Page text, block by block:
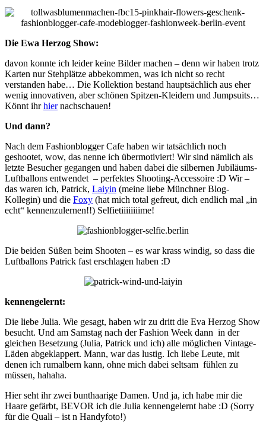
Die Ewa Herzog Show:
davon konnte ich leider keine Bilder machen – denn wir haben trotz
Karten nur Stehplätze abbekommen, was ich nicht so recht
verstanden habe… Die Kollektion bestand hauptsächlich aus eher
wenig innovativen, aber schönen Spitzen-Kleidern und Jumpsuits…
Könnt ihrhiernachschauen!
Und dann?
Nach dem Fashionblogger Cafe haben wir tatsächlich noch
geshootet, wow, das nenne ich übermotiviert! Wir sind nämlich als
letzte Besucher gegangen und haben dabei die silbernen Jubiläums-
Luftballons entwendet – perfektes Shooting-Accessoire :D Wir –
das waren ich, Patrick, Laiyin (meine liebe Münchner Blog-
Kollegin) und die Foxy (hat mich total gefreut, dich endlich mal „in
echt“ kennenzulernen!!) Selfietiiiiiiiime!
Die beiden Süßen beim Shooten – es war krass windig, so dass die
Luftballons Patrick fast erschlagen haben :D
kennengelernt:
Die liebe Julia. Wie gesagt, haben wir zu dritt die Eva Herzog Show
besucht. Und am Samstag nach der Fashion Week dann in der
gleichen Besetzung (Julia, Patrick und ich) alle möglichen Vintage-
Läden abgeklappert. Mann, war das lustig. Ich liebe Leute, mit
denen ich rumalbern kann, ohne mich dabei seltsam fühlen zu
müssen, hahaha.
Hier seht ihr zwei bunthaarige Damen. Und ja, ich habe mir die
Haare gefärbt, BEVOR ich die Julia kennengelernt habe :D (Sorry
für die Quali – ist n Handyfoto!)